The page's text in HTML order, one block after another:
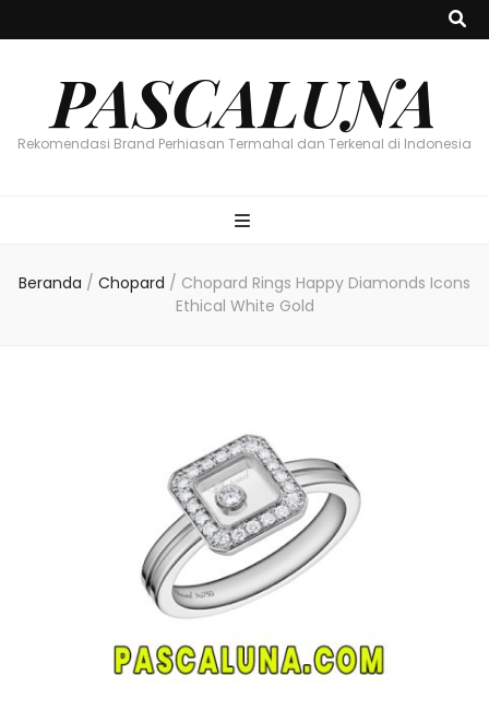
PASCALUNA
Rekomendasi Brand Perhiasan Termahal dan Terkenal di Indonesia
Beranda / Chopard / Chopard Rings Happy Diamonds Icons
Ethical White Gold